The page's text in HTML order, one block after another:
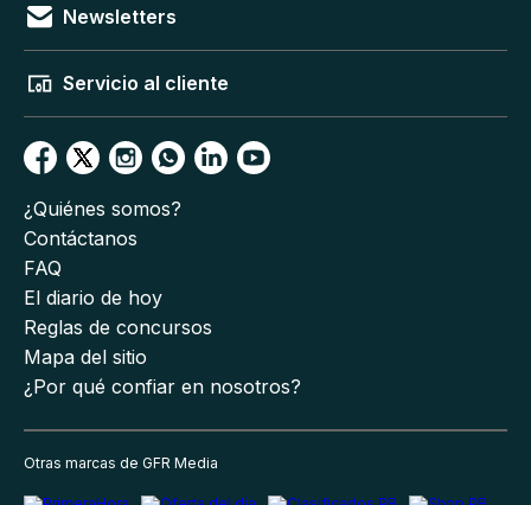
Newsletters
Servicio al cliente
¿Quiénes somos?
Contáctanos
FAQ
El diario de hoy
Reglas de concursos
Mapa del sitio
¿Por qué confiar en nosotros?
Otras marcas de GFR Media